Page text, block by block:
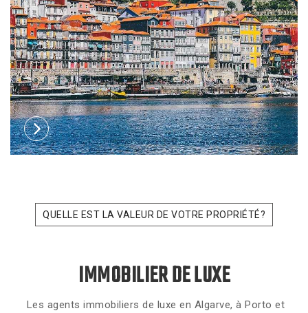
QUELLE EST LA VALEUR DE VOTRE PROPRIÉTÉ?
IMMOBILIER DE LUXE
Les agents immobiliers de luxe en Algarve, à Porto et